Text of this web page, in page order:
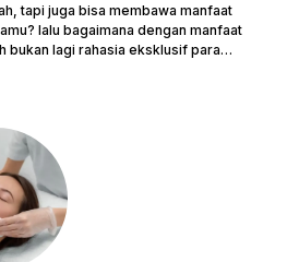
tapi juga bisa membawa manfaat
lalu bagaimana dengan manfaat
bukan lagi rahasia eksklusif para
Ini adalah solusi modern yang
tekstur kulit, menghilangkan
kulit tanpa harus melewati prosedur...